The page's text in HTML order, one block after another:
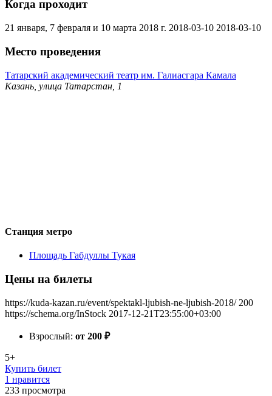
Когда проходит
21 января, 7 февраля и 10 марта 2018 г. 2018-03-10 2018-03-10
Место проведения
Татарский академический театр им. Галиасгара Камала
Казань, улица Татарстан, 1
Станция метро
Площадь Габдуллы Тукая
Цены на билеты
https://kuda-kazan.ru/event/spektakl-ljubish-ne-ljubish-2018/ 200
https://schema.org/InStock 2017-12-21T23:55:00+03:00
Взрослый: от 200 ₽
5+
Купить билет
1 нравится
233 просмотра